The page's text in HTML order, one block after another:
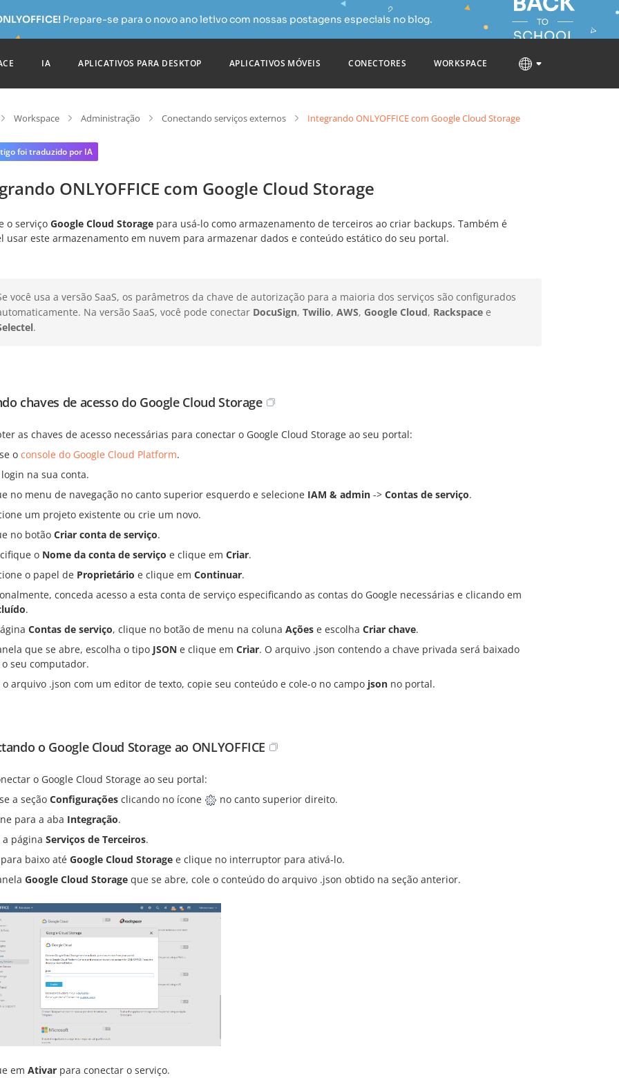
Prepare-se para o novo ano letivo com nossas postagens especiais no blog.
IA APLICATIVOS PARA DESKTOP APLICATIVOS MÓVEIS CONECTORES WORKSPACE
Workspace Administração Conectando serviços externos Integrando ONLYOFFICE com Google Cloud Storage
foi traduzido por IA
ONLYOFFICE com Google Cloud Storage
o serviço Google Cloud Storage para usá-lo como armazenamento de terceiros ao criar backups. Também é
usar este armazenamento em nuvem para armazenar dados e conteúdo estático do seu portal.
você usa a versão SaaS, os parâmetros da chave de autorização para a maioria dos serviços são configurados
Na versão SaaS, você pode conectar DocuSign, Twilio, AWS, Google Cloud, Rackspace e
.
chaves de acesso do Google Cloud Storage
as chaves de acesso necessárias para conectar o Google Cloud Storage ao seu portal:
o console do Google Cloud Platform.
login na sua conta.
no menu de navegação no canto superior esquerdo e selecione IAM & admin -> Contas de serviço.
um projeto existente ou crie um novo.
no botão Criar conta de serviço.
o Nome da conta de serviço e clique em Criar.
o papel de Proprietário e clique em Continuar.
conceda acesso a esta conta de serviço especificando as contas do Google necessárias e clicando em
.
Contas de serviço, clique no botão de menu na coluna Ações e escolha Criar chave.
que se abre, escolha o tipo JSON e clique em Criar. O arquivo .json contendo a chave privada será baixado
seu computador.
o arquivo .json com um editor de texto, copie seu conteúdo e cole-o no campo json no portal.
o Google Cloud Storage ao ONLYOFFICE
o Google Cloud Storage ao seu portal:
a seção Configurações clicando no ícone
no canto superior direito.
para a aba Integração.
a página Serviços de Terceiros.
baixo até Google Cloud Storage e clique no interruptor para ativá-lo.
Google Cloud Storage que se abre, cole o conteúdo do arquivo .json obtido na seção anterior.
em Ativar para conectar o serviço.